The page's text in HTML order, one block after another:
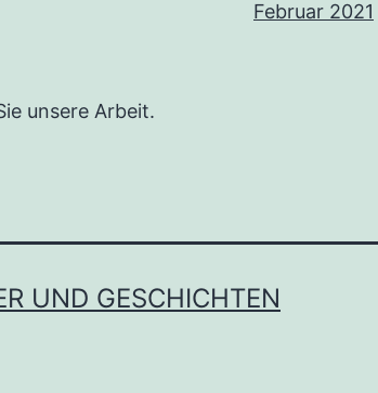
Februar 2021
unsere Arbeit.
UND GESCHICHTEN